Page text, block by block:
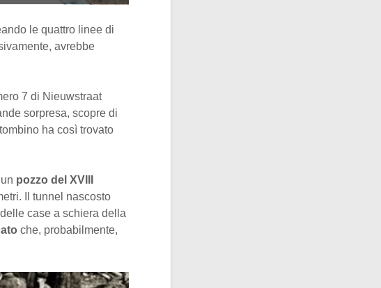
le quattro linee di
avrebbe
7 di Nieuwstraat
sorpresa, scopre di
ha così trovato
pozzo del XVIII
Il tunnel nascosto
case a schiera della
che, probabilmente,